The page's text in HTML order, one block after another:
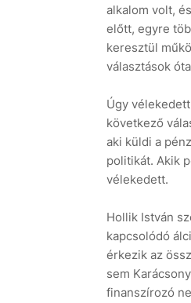
alkalom volt,
előtt, egyre
keresztül
választások
Úgy
következő
aki küldi a
politikát. Akik
vélekedett.
Hollik István
kapcsolódó
érkezik az
sem
finanszírozó